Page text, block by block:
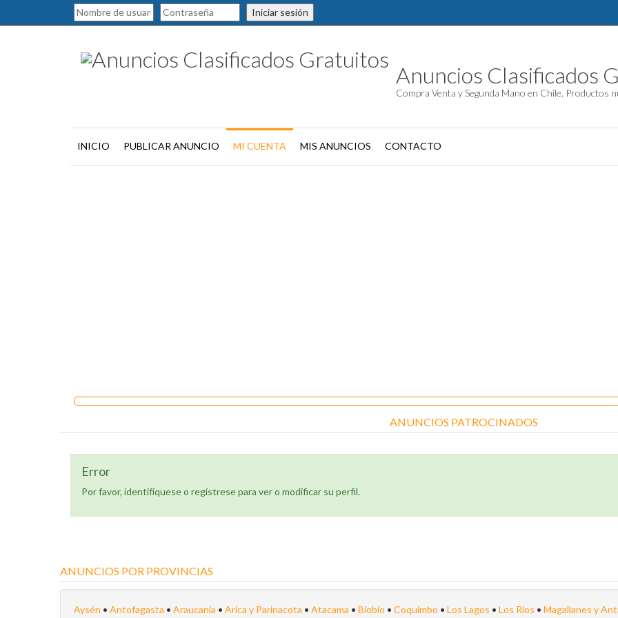
Iniciar sesión
Anuncios Clasificados
Compra Venta y Segunda Mano en Chile. Productos
INICIO PUBLICAR ANUNCIO MI CUENTA MIS ANUNCIOS CONTACTO
ANUNCIOS PATROCINADOS
Error
Por favor, identifíquese o regístrese para ver o modificar su perfil.
ANUNCIOS POR PROVINCIAS
Aysén • Antofagasta • Araucanía • Arica y Parinacota • Atacama • Biobío • Coquimbo • Los Lagos • Los Rios • Magallanes y